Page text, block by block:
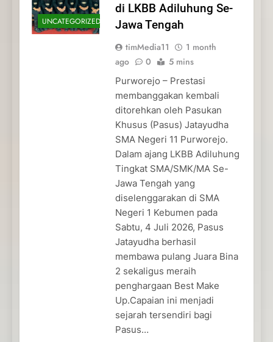
UNCATEGORIZED
di LKBB Adiluhung Se-
Jawa Tengah
timMedia11
1 month
ago
0 5 mins
Purworejo – Prestasi
membanggakan kembali
ditorehkan oleh Pasukan
Khusus (Pasus) Jatayudha
SMA Negeri 11 Purworejo.
Dalam ajang LKBB Adiluhung
Tingkat SMA/SMK/MA Se-
Jawa Tengah yang
diselenggarakan di SMA
Negeri 1 Kebumen pada
Sabtu, 4 Juli 2026, Pasus
Jatayudha berhasil
membawa pulang Juara Bina
2 sekaligus meraih
penghargaan Best Make
Up.Capaian ini menjadi
sejarah tersendiri bagi
Pasus…